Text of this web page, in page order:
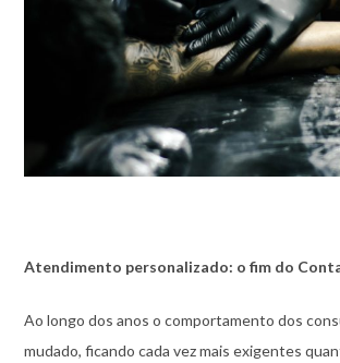
Atendimento personalizado: o fim do
Ao longo dos anos o comportamento dos
mudado, ficando cada vez mais exigentes